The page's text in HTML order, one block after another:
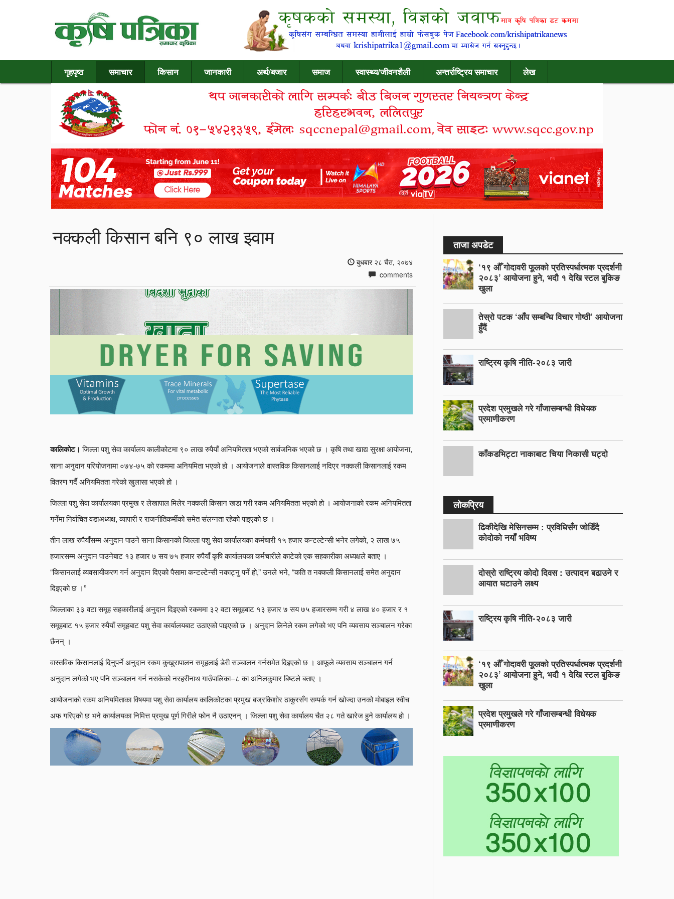
गृहपृष्ठ समाचार किसान जानकारी अर्थ/बजार समाज स्वास्थ्य/जीवनशैली अन्तर्राष्ट्रिय समाचार लेख
नक्कली किसान बनि ९० लाख झ्वाम
बुधबार २८ चैत, २०७४
comments
कालिकोट। जिल्ला पशु सेवा कार्यालय कालीकोटमा ९० लाख रुपैयाँ अनियमितता भएको सार्वजनिक भएको छ । कृषि तथा खाद्य सुरक्षा आयोजना,
साना अनुदान परियोजनामा ०७४-७५ को रकममा अनियमिता भएको हो । आयोजनाले वास्तविक किसानलाई नदिएर नक्कली किसानलाई रकम
वितरण गर्दै अनियमितता गरेको खुलासा भएको हो ।
जिल्ला पशु सेवा कार्यालयका प्रमुख र लेखापाल मिलेर नक्कली किसान खडा गरी रकम अनियमितता भएको हो । आयोजनाको रकम अनियमितता
गर्नेमा निर्वाचित वडाअध्यक्ष, व्यापारी र राजनीतिकर्मीको समेत संलग्नता रहेको पाइएको छ ।
तीन लाख रुपैयाँसम्म अनुदान पाउने साना किसानको जिल्ला पशु सेवा कार्यालयका कर्मचारी १५ हजार कन्टल्टेन्सी भनेर लगेको, २ लाख ७५
हजारसम्म अनुदान पाउनेबाट १३ हजार ७ सय ७५ हजार रुपैयाँ कृषि कार्यालयका कर्मचारीले काटेको एक सहकारीका अध्यक्षले बताए ।
“किसानलाई व्यवसायीकरण गर्न अनुदान दिएको पैसामा कन्टल्टेन्सी नकाट्नु पर्ने हो,” उनले भने, “कति त नक्कली किसानलाई समेत अनुदान
दिइएको छ ।”
जिल्लाका ३३ वटा समूह सहकारीलाई अनुदान दिइएको रकममा ३२ वटा समूहबाट १३ हजार ७ सय ७५ हजारसम्म गरी ४ लाख ४० हजार र १
समूहबाट १५ हजार रुपैयाँ समूहबाट पशु सेवा कार्यालयबाट उठाएको पाइएको छ । अनुदान लिनेले रकम लगेको भए पनि व्यवसाय सञ्चालन गरेका
छैनन् ।
वास्तविक किसानलाई दिनुपर्ने अनुदान रकम कुखुरापालन समूहलाई डेरी सञ्चालन गर्नसमेत दिइएको छ । आफूले व्यवसाय सञ्चालन गर्न
अनुदान लगेको भए पनि सञ्चालन गर्न नसकेको नरहरीनाथ गाउँपालिका–८ का अनिलकुमार बिष्टले बताए ।
आयोजनाको रकम अनियमिताका विषयमा पशु सेवा कार्यालय कालिकोटका प्रमुख बज्रकिशोर ठाकुरसँग सम्पर्क गर्न खोज्दा उनको मोबाइल स्वीच
अफ गरिएको छ भने कार्यालयका निमित्त प्रमुख पूर्ण गिरीले फोन नै उठाएनन् । जिल्ला पशु सेवा कार्यालय चैत २८ गते खारेज हुने कार्यालय हो ।
ताजा अपडेट
‘१९ औँ गोदावरी फूलको प्रतिस्पर्धात्मक प्रदर्शनी
२०८३’ आयोजना हुने, भदौ १ देखि स्टल बुकिङ
खुला
तेस्रो पटक ‘आँप सम्बन्धि विचार गोष्ठी’ आयोजना
हुँदैं
राष्ट्रिय कृषि नीति-२०८३ जारी
प्रदेश प्रमुखले गरे गाँजासम्बन्धी विधेयक
प्रमाणीकरण
काँकडभिट्टा नाकाबाट चिया निकासी घट्दो
लोकप्रिय
ढिकीदेखि मेसिनसम्म : प्रविधिसँग जोडिँदै
कोदोको नयाँ भविष्य
दोस्रो राष्ट्रिय कोदो दिवस : उत्पादन बढाउने र
आयात घटाउने लक्ष्य
राष्ट्रिय कृषि नीति-२०८३ जारी
‘१९ औँ गोदावरी फूलको प्रतिस्पर्धात्मक प्रदर्शनी
२०८३’ आयोजना हुने, भदौ १ देखि स्टल बुकिङ
खुला
प्रदेश प्रमुखले गरे गाँजासम्बन्धी विधेयक
प्रमाणीकरण